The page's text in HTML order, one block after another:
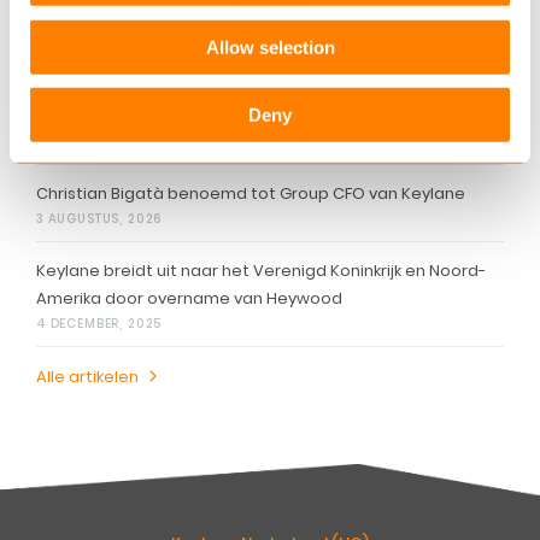
Allow selection
Deny
Gerelateerde artikelen
Keylane versterkt digitale schadepropositie met
overname van 360Globalnet
4 AUGUSTUS, 2026
Christian Bigatà benoemd tot Group CFO van Keylane
3 AUGUSTUS, 2026
Keylane breidt uit naar het Verenigd Koninkrijk en Noord-
Amerika door overname van Heywood
4 DECEMBER, 2025
Alle artikelen